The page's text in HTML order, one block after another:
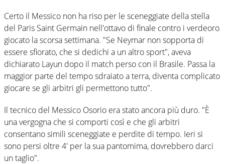
Certo il Messico non ha riso per le sceneggiate della stella
del Paris Saint Germain nell'ottavo di finale contro i verdeoro
giocato la scorsa settimana. "Se Neymar non sopporta di
essere sfiorato, che si dedichi a un altro sport", aveva
dichiarato Layun dopo il match perso con il Brasile. Passa la
maggior parte del tempo sdraiato a terra, diventa complicato
giocare se gli arbitri gli permettono tutto".
Il tecnico del Messico Osorio era stato ancora più duro. "È
una vergogna che si comporti così e che gli arbitri
consentano simili sceneggiate e perdite di tempo. Ieri si
sono persi oltre 4' per la sua pantomima, dovrebbero darci
un taglio".